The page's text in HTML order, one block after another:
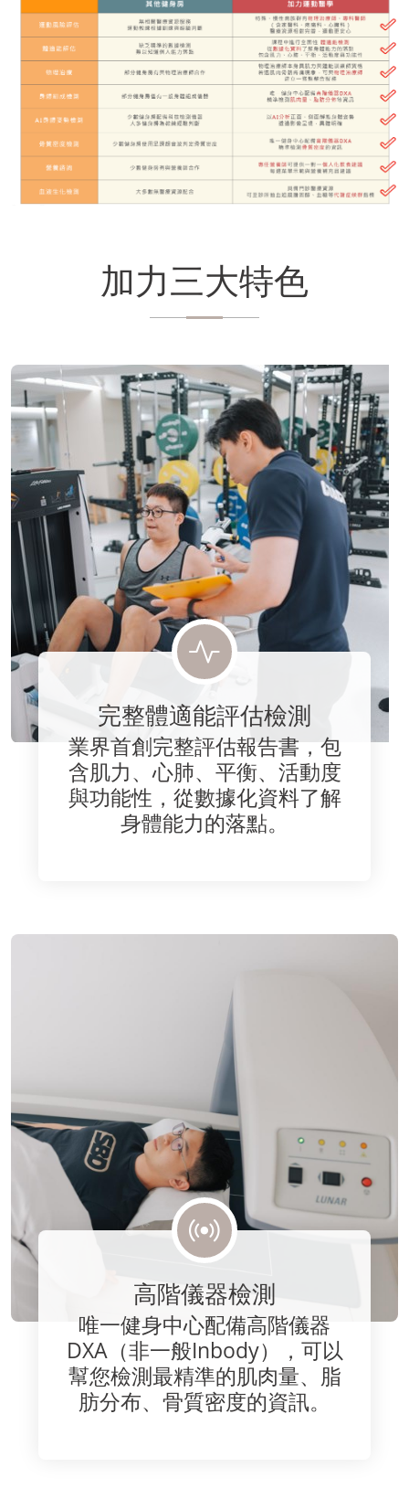
加力三大特色
完整體適能評估檢測
業界首創完整評估報告書，包
含肌力、心肺、平衡、活動度
與功能性，從數據化資料了解
身體能力的落點。
高階儀器檢測
唯一健身中心配備高階儀器
DXA（非一般Inbody），可以
幫您檢測最精準的肌肉量、脂
肪分布、骨質密度的資訊。